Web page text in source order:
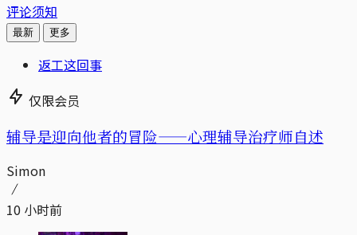
评论须知
最新 更多
返工这回事
仅限会员
辅导是迎向他者的冒险——心理辅导治疗师自述
Simon
10 小时前